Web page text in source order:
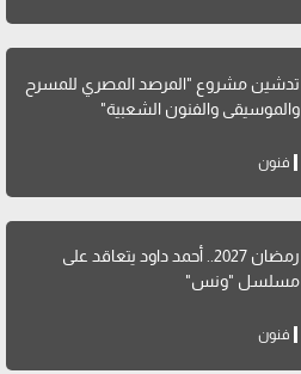
تدشين مشروع "المرصد المصري للمسرح
والموسيقى والفنون الشعبية"
فنون
رمضان 2027.. أحمد داود يتعاقد على
مسلسل "ونس"
فنون